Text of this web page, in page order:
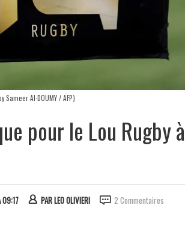
Al-DOUMY / AFP)
pour le Lou Rugby à
09:17 PARLEO OLIVIERI 2 Commentaires